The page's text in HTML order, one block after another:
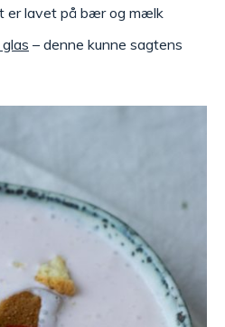
er lavet på bær og mælk
– denne kunne sagtens